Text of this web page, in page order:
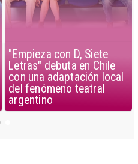
"Empieza con D, Siete
Letras" debuta en Chile
con una adaptación local
del fenómeno teatral
argentino